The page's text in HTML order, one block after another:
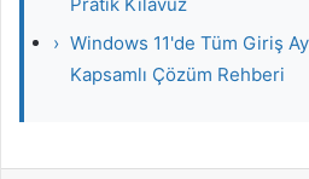
› Windows 11'de Tüm Giriş
Kapsamlı Çözüm Rehberi